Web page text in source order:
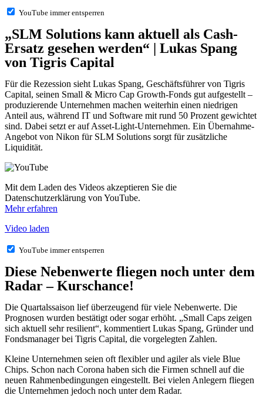
YouTube immer entsperren
„SLM Solutions kann aktuell als Cash-
Ersatz gesehen werden“ | Lukas Spang
von Tigris Capital
Für die Rezession sieht Lukas Spang, Geschäftsführer von Tigris
Capital, seinen Small & Micro Cap Growth-Fonds gut aufgestellt –
produzierende Unternehmen machen weiterhin einen niedrigen
Anteil aus, während IT und Software mit rund 50 Prozent gewichtet
sind. Dabei setzt er auf Asset-Light-Unternehmen. Ein Übernahme-
Angebot von Nikon für SLM Solutions sorgt für zusätzliche
Liquidität.
Mit dem Laden des Videos akzeptieren Sie die
Datenschutzerklärung von YouTube.
Mehr erfahren
Video laden
YouTube immer entsperren
Diese Nebenwerte fliegen noch unter dem
Radar – Kurschance!
Die Quartalssaison lief überzeugend für viele Nebenwerte. Die
Prognosen wurden bestätigt oder sogar erhöht. „Small Caps zeigen
sich aktuell sehr resilient“, kommentiert Lukas Spang, Gründer und
Fondsmanager bei Tigris Capital, die vorgelegten Zahlen.
Kleine Unternehmen seien oft flexibler und agiler als viele Blue
Chips. Schon nach Corona haben sich die Firmen schnell auf die
neuen Rahmenbedingungen eingestellt. Bei vielen Anlegern fliegen
die Unternehmen jedoch noch unter dem Radar.